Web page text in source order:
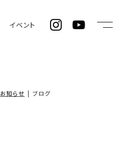
イベント
お知らせ ブログ